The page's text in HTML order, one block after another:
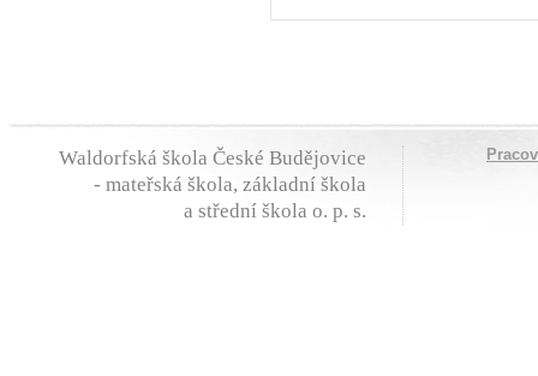
Waldorfská škola České Budějovice
- mateřská škola, základní škola
a střední škola o. p. s.